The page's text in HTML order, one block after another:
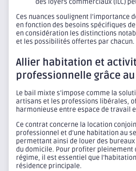
des loyers commerciaux (ILC)
Ces nuances soulignent l’importance
en fonction des besoins spécifiques
en considération les distinctions
et les possibilités offertes par chacun.
Allier habitation et
professionnelle grâce
Le bail mixte s’impose comme la
artisans et les professions libérales,
harmonieuse entre espace de travail
Ce contrat concerne la location
professionnel et d’une habitation au
permettant ainsi de louer des
du domicile. Pour profiter pleinement
régime, il est essentiel que
résidence principale.